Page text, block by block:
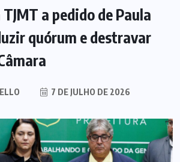
a pedido de Paula
quórum e destravar
7 DE JULHO DE 2026